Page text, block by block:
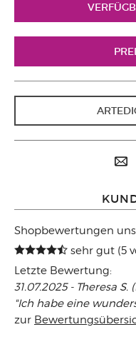
Shopbewertungen
sehr gut (5
Letzte Bewertung:
31.07.2025 - Theresa
"Ich habe eine
zur